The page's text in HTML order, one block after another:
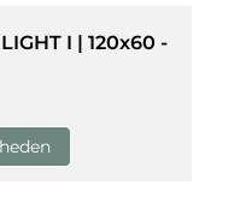
I | 120x60 -